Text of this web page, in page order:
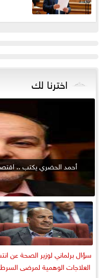
اخترنا لك
أحمد الحضري يكتب ..
سؤال برلماني لوزير الصحة عن
العلاجات الوهمية لمرضى